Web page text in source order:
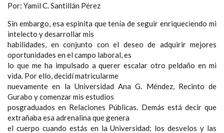
Por: Yamil C. Santillán Pérez
Sin embargo, esa espinita que tenía de seguir enriqueciendo mi
intelecto y desarrollar mis
habilidades, en conjunto con el deseo de adquirir mejores
oportunidades en el campo laboral, es
lo que me ha impulsado a querer escalar otro peldaño en mi
vida. Por ello, decidí matricularme
nuevamente en la Universidad Ana G. Méndez, Recinto de
Gurabo y comenzar mis estudios
posgraduados en Relaciones Públicas. Demás está decir que
extrañaba esa adrenalina que genera
el cuerpo cuando estás en la Universidad; los desvelos y las